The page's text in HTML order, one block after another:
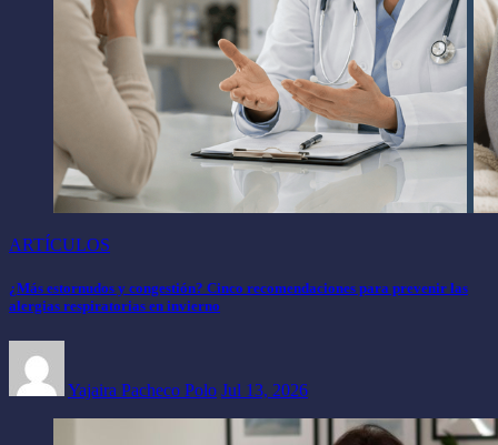
ARTÍCULOS
¿Más estornudos y congestión? Cinco recomendaciones para prevenir las
alergias respiratorias en invierno
Yajaira Pacheco Polo Jul 13, 2026